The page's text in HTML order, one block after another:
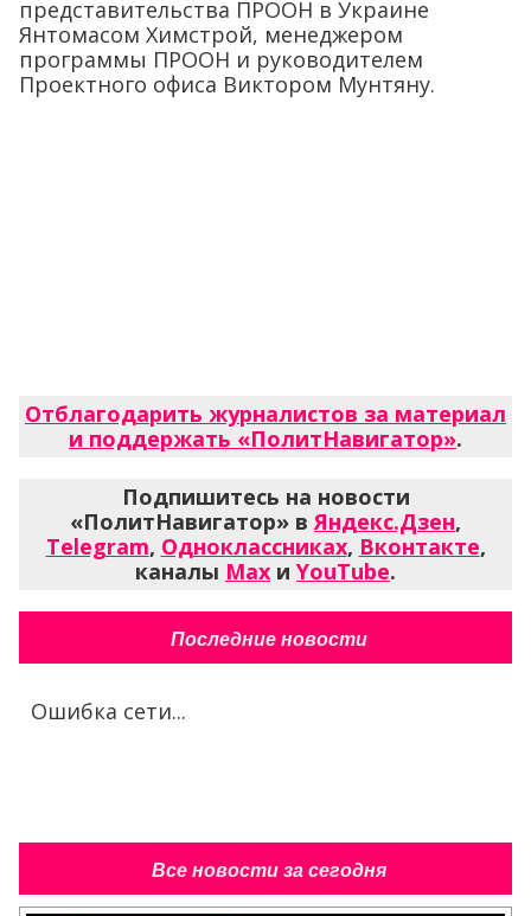
представительства ПРООН в Украине
Янтомасом Химстрой, менеджером
программы ПРООН и руководителем
Проектного офиса Виктором Мунтяну.
Отблагодарить журналистов за материал
и поддержать «ПолитНавигатор».
Подпишитесь на новости
«ПолитНавигатор» вЯндекс.Дзен,
Telegram, Одноклассниках, Вконтакте,
каналы Max и YouTube.
Последние новости
Ошибка сети...
Все новости за сегодня